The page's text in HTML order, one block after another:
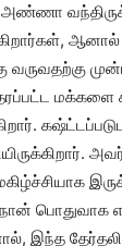
ஆனால்
வருவதற்கு
மக்களை
பொதுவாக
இந்த